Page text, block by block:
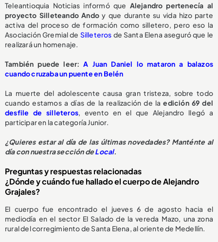
Teleantioquia Noticias informó que Alejandro pertenecía al
proyecto Silleteando Ando y que durante su vida hizo parte
activa del proceso de formación como silletero, pero eso la
Asociación Gremial de Silleteros de Santa Elena aseguró que le
realizará un homenaje.
También puede leer:A Juan Daniel lo mataron a balazos
cuando cruzaba un puente en Belén
La muerte del adolescente causa gran tristeza, sobre todo
cuando estamos a días de la realización de laedición 69 del
desfile de silleteros, evento en el que Alejandro llegó a
participar en la categoría Junior.
¿Quieres estar al día de las últimas novedades? Manténte al
día con nuestra sección deLocal.
Preguntas y respuestas relacionadas
¿Dónde y cuándo fue hallado el cuerpo de Alejandro
Grajales?
El cuerpo fue encontrado el jueves 6 de agosto hacia el
mediodía en el sector El Salado de la vereda Mazo, una zona
rural del corregimiento de Santa Elena, al oriente de Medellín.